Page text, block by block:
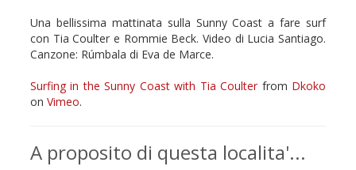
Una bellissima mattinata sulla Sunny Coast a fare surf
con Tia Coulter e Rommie Beck. Video di Lucia Santiago.
Canzone: Rúmbala di Eva de Marce.
Surfing in the Sunny Coast with Tia Coulter from Dkoko
on Vimeo.
A proposito di questa localita'...